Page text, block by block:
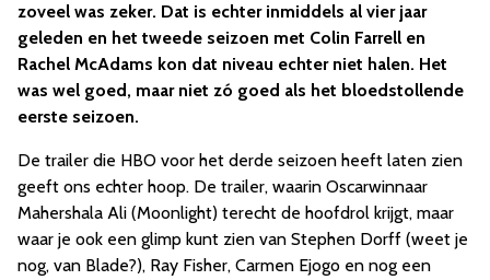
zoveel was zeker. Dat is echter inmiddels al vier jaar
geleden en het tweede seizoen met Colin Farrell en
Rachel McAdams kon dat niveau echter niet halen. Het
was wel goed, maar niet zó goed als het bloedstollende
eerste seizoen.
De trailer die HBO voor het derde seizoen heeft laten zien
geeft ons echter hoop. De trailer, waarin Oscarwinnaar
Mahershala Ali (Moonlight) terecht de hoofdrol krijgt, maar
waar je ook een glimp kunt zien van Stephen Dorff (weet je
nog, van Blade?), Ray Fisher, Carmen Ejogo en nog een